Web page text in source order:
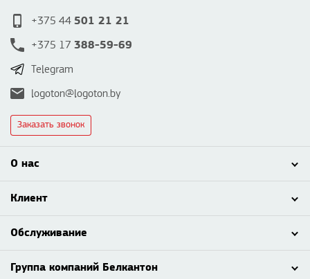
+375 44 501 21 21
+375 17 388-59-69
Telegram
logoton@logoton.by
Заказать звонок
О нас
Клиент
Обслуживание
Группа компаний Белкантон